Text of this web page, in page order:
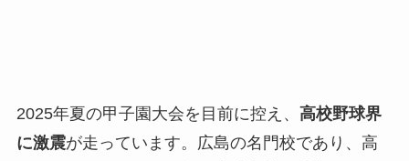
2025年夏の甲子園大会を目前に控え、 高校野球界
に激震が走っています。広島の名門校であり、高